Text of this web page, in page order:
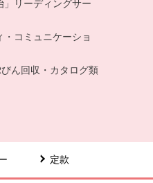
」リーディングサー
・コミュニケーショ
ん回収・カタログ類
定款